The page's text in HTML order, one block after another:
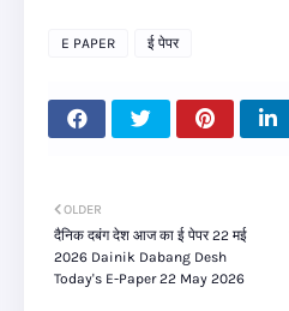
E PAPER ई पेपर
OLDER
दैनिक दबंग देश आज का ई पेपर 22 मई
2026 Dainik Dabang Desh
Today's E-Paper 22 May 2026